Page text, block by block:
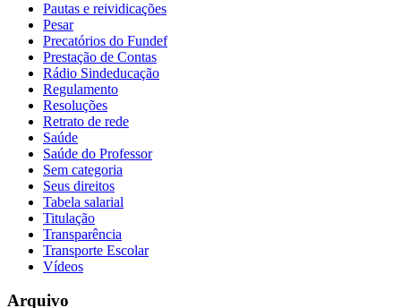
Pautas e reividicações
Pesar
Precatórios do Fundef
Prestação de Contas
Rádio Sindeducação
Regulamento
Resoluções
Retrato de rede
Saúde
Saúde do Professor
Sem categoria
Seus direitos
Tabela salarial
Titulação
Transparência
Transporte Escolar
Vídeos
Arquivo